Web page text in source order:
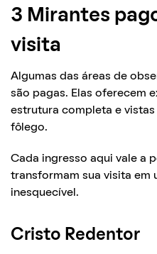
3 Mirantes
visita
Algumas das áreas de
são pagas. Elas oferecem
estrutura completa e
fôlego.
Cada ingresso aqui vale a
transformam sua visita em
inesquecível.
Cristo Redentor